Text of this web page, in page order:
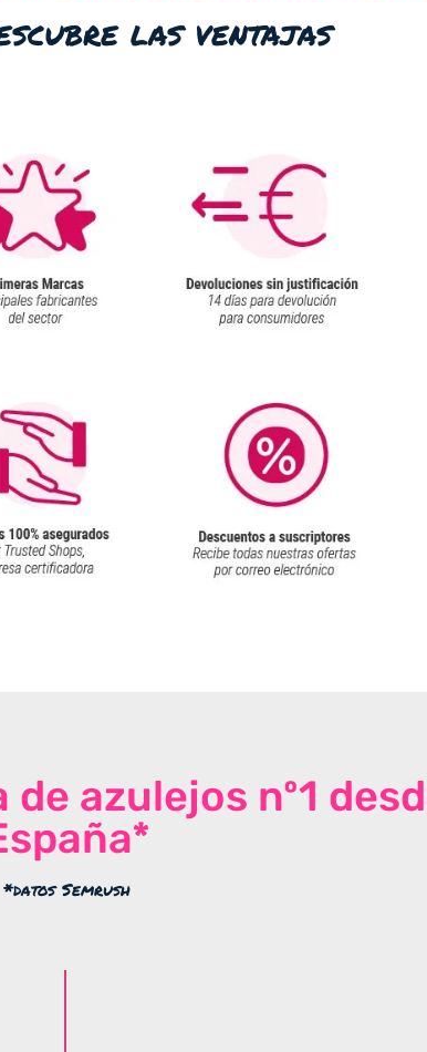
las ventajas
azulejos nº1
*datos Semrush